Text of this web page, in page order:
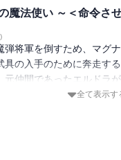
魔法使い ～＜命令さ
弾将軍を倒すため、マグ
具の入手のために奔走す
元仲間であったエルドラ
することに!?最速でレベ
全て表示す